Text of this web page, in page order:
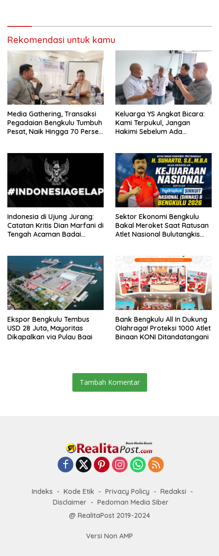
Rekomendasi untuk kamu
Media Gathering, Transaksi
Pegadaian Bengkulu Tumbuh
Pesat, Naik Hingga 70 Persen
Keluarga YS Angkat Bicara:
Kami Terpukul, Jangan
Hakimi Sebelum Ada
Indonesia di Ujung Jurang:
Catatan Kritis Dian Marfani di
Tengah Acaman Badai
Sektor Ekonomi Bengkulu
Bakal Meroket Saat Ratusan
Atlet Nasional Bulutangkis
Ekspor Bengkulu Tembus
USD 28 Juta, Mayoritas
Dikapalkan via Pulau Baai
Bank Bengkulu All In Dukung
Olahraga! Proteksi 1000 Atlet
Binaan KONI Ditandatangani
Tambah Komentar
Indeks Kode Etik Privacy Policy
Redaksi
Disclaimer
Pedoman Media Siber
@ RealitaPost 2019-2024
Versi Non AMP